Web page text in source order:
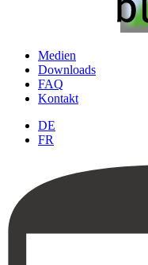
Medien
Downloads
FAQ
Kontakt
DE
FR